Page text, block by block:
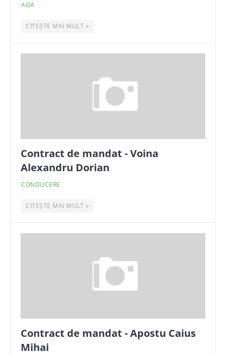
AGA
CITEȘTE MAI MULT »
Contract de mandat - Voina
Alexandru Dorian
CONDUCERE
CITEȘTE MAI MULT »
Contract de mandat - Apostu Caius
Mihai